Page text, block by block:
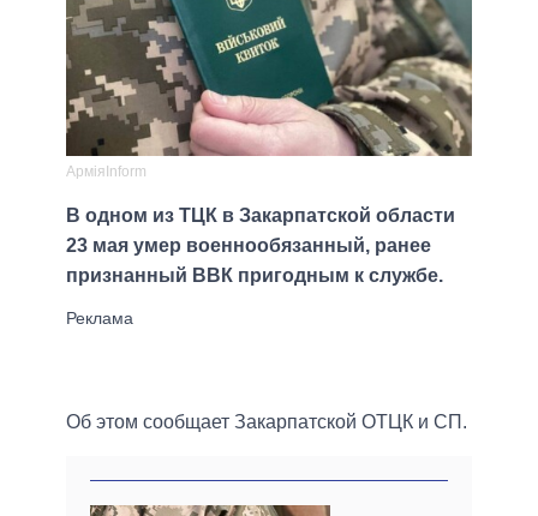
АрміяInform
В одном из ТЦК в Закарпатской области
23 мая умер военнообязанный, ранее
признанный ВВК пригодным к службе.
Об этом сообщает Закарпатской ОТЦК и СП.